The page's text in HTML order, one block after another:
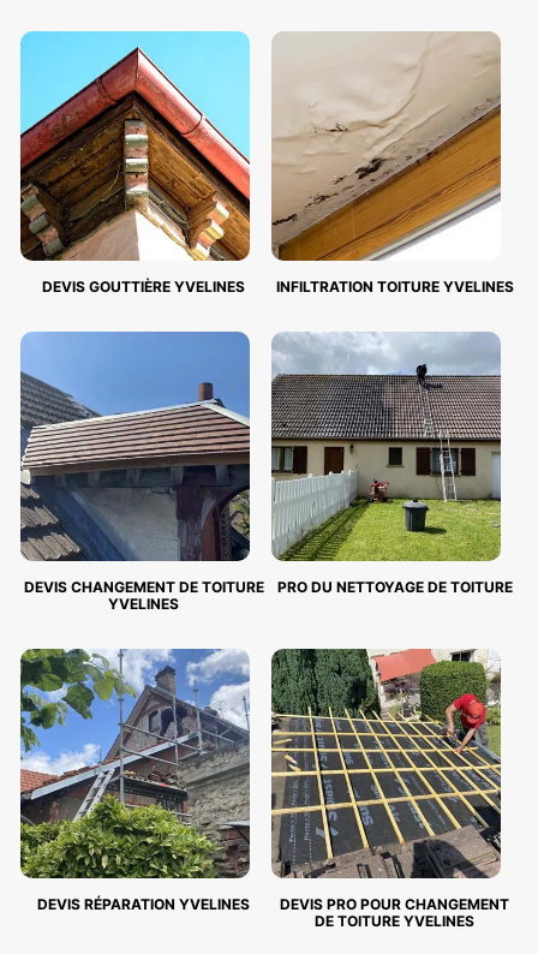
DEVIS GOUTTIÈRE YVELINES INFILTRATION TOITURE YVELINES
DEVIS CHANGEMENT DE TOITURE
YVELINES
PRO DU NETTOYAGE DE TOITURE
DEVIS RÉPARATION YVELINES
DEVIS PRO POUR CHANGEMENT
DE TOITURE YVELINES